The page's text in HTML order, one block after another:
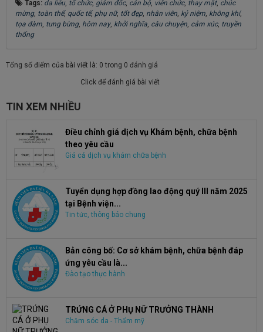
Tags: da liễu, tổ chức, giám đốc, cán bộ, viên chức, thay mặt, chúc
mừng, toàn thể, quốc tế, phụ nữ, tốt đẹp, nhân viên, kỷ niệm, không khí,
tọa đàm, tưng bừng, hôm nay, khởi nghĩa, câu chuyện, cảm xúc, truyền
thống
Tổng số điểm của bài viết là: 0 trong 0 đánh giá
Click để đánh giá bài viết
TIN XEM NHIỀU
Điều chỉnh giá dịch vụ Khám bệnh, chữa bệnh
theo yêu cầu
Giá cả dịch vụ khám chữa bệnh
Tuyển dụng hợp đồng lao động quý III năm 2025
tại Bệnh viện...
Tin tức, thông báo chung
Bản công bố: Cơ sở khám bệnh, chữa bệnh đáp
ứng yêu cầu là...
Đào tạo thực hành
TRỨNG CÁ Ở PHỤ NỮ TRƯỞNG THÀNH
Chăm sóc da - Thẩm mỹ